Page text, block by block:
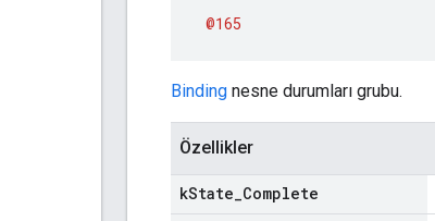
@165
Binding nesne durumları grubu.
Özellikler
kState Complete